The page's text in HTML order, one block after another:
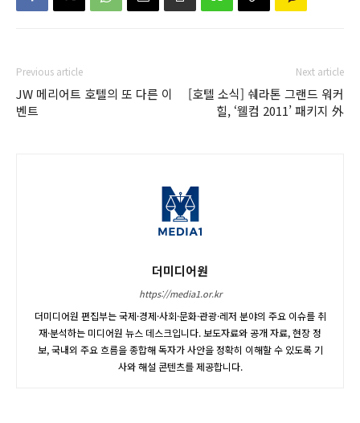
Previous article
JW 메리어트 호텔의 또 다른 이
벤트
Next article
[호텔 소식] 쉐라톤 그랜드 워커
힐, ‘웰컴 2011’ 패키지 外
더미디어원
https://media1.or.kr
더미디어원 편집부는 국제·경제·사회·문화·관광·레저 분야의 주요 이슈를 취
재·분석하는 미디어원 뉴스 데스크입니다. 보도자료와 공개 자료, 현장 정
보, 국내외 주요 흐름을 종합해 독자가 사안을 정확히 이해할 수 있도록 기
사와 해설 콘텐츠를 제공합니다.